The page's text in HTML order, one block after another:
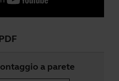
a parete